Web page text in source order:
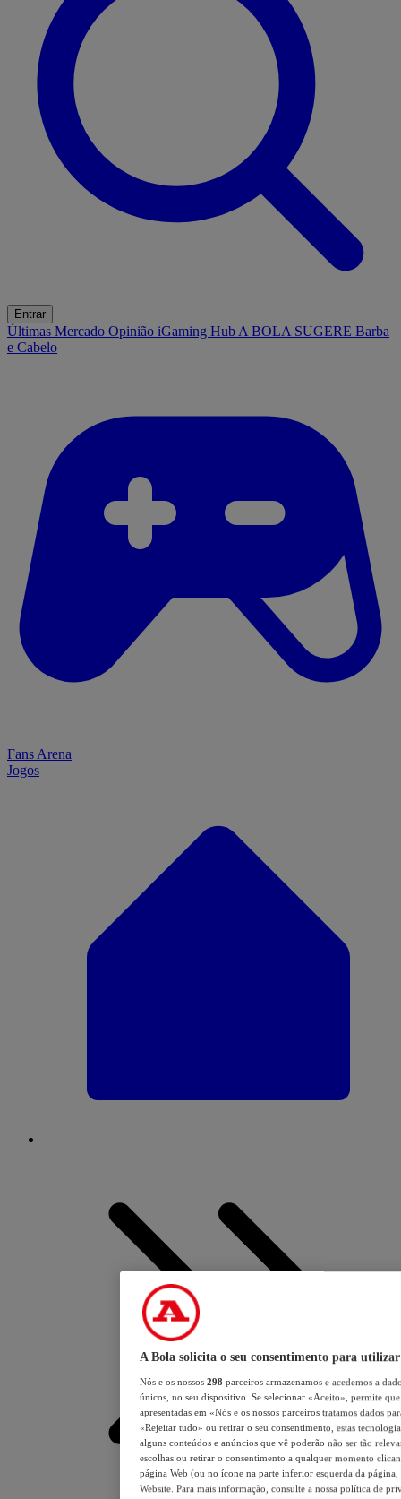
Entrar
Últimas Mercado Opinião iGaming Hub A BOLA SUGERE Barba
e Cabelo
Fans Arena
Jogos
A Bola solicita o seu consentimento para utilizar
Nós e os nossos 298 parceiros armazenamos e acedemos a
únicos, no seu dispositivo. Se selecionar «Aceito», permite
apresentadas em «Nós e os nossos parceiros tratamos dados
«Rejeitar tudo» ou retirar o seu consentimento, estas
alguns conteúdos e anúncios que vê poderão não ser tão
escolhas ou retirar o consentimento a qualquer momento
página Web (ou no ícone na parte inferior esquerda da página,
Website. Para mais informação, consulte a nossa política de